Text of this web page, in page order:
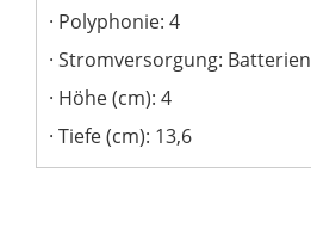
Polyphonie: 4
Stromversorgung: Batterien
Höhe (cm): 4
Tiefe (cm): 13,6